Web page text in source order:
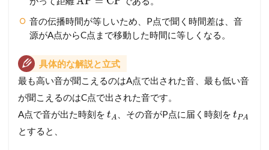
音の伝播時間が等しいため、P点で聞く時間差は、音
源がA点からC点まで移動した時間に等しくなる。
具体的な解説と立式
最も高い音が聞こえるのはA点で出された音、最も低い音
が聞こえるのはC点で出された音です。
A点で音が出た時刻を tA 、その音がP点に届く時刻をtPA
とすると、